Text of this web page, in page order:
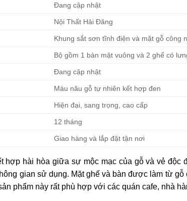
Đang cập nhật
Nội Thất Hải Đăng
Khung sắt sơn tĩnh điện và mặt gỗ công
Bộ gồm 1 bàn mặt vuông và 2 ghế có
Đang cập nhật
Màu nâu gỗ tự nhiên kết hợp đen
Hiện đại, sang trọng, cao cấp
12 tháng
Giao hàng và lắp đặt tận nơi
hợp hài hòa giữa sự mộc mạc của gỗ và vẻ
gian sử dụng. Mặt ghế và bàn được làm từ
phẩm này rất phù hợp với các quán cafe, nhà